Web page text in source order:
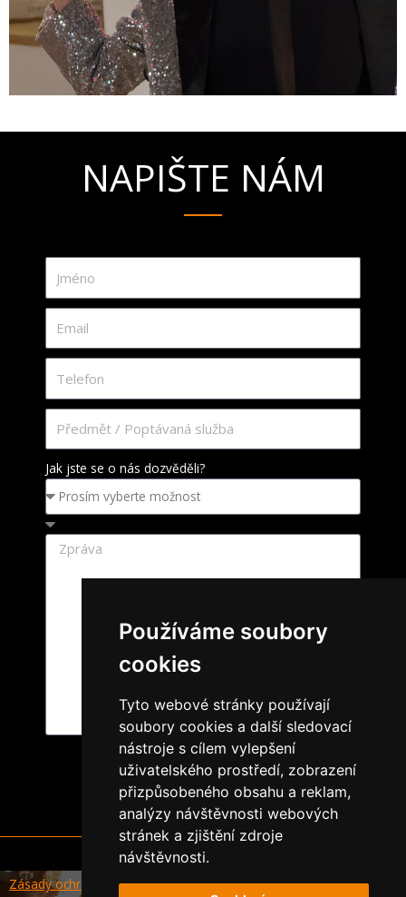
Používáme soubory
cookies
Tyto webové stránky používají
soubory cookies a další sledovací
nástroje s cílem vylepšení
uživatelského prostředí, zobrazení
přizpůsobeného obsahu a reklam,
analýzy návštěvnosti webových
stránek a zjištění zdroje
návštěvnosti.
NAPIŠTE NÁM
Jak jste se o nás dozvěděli?
Odeslat
Zásady ochrany a zpracování osobních údajů